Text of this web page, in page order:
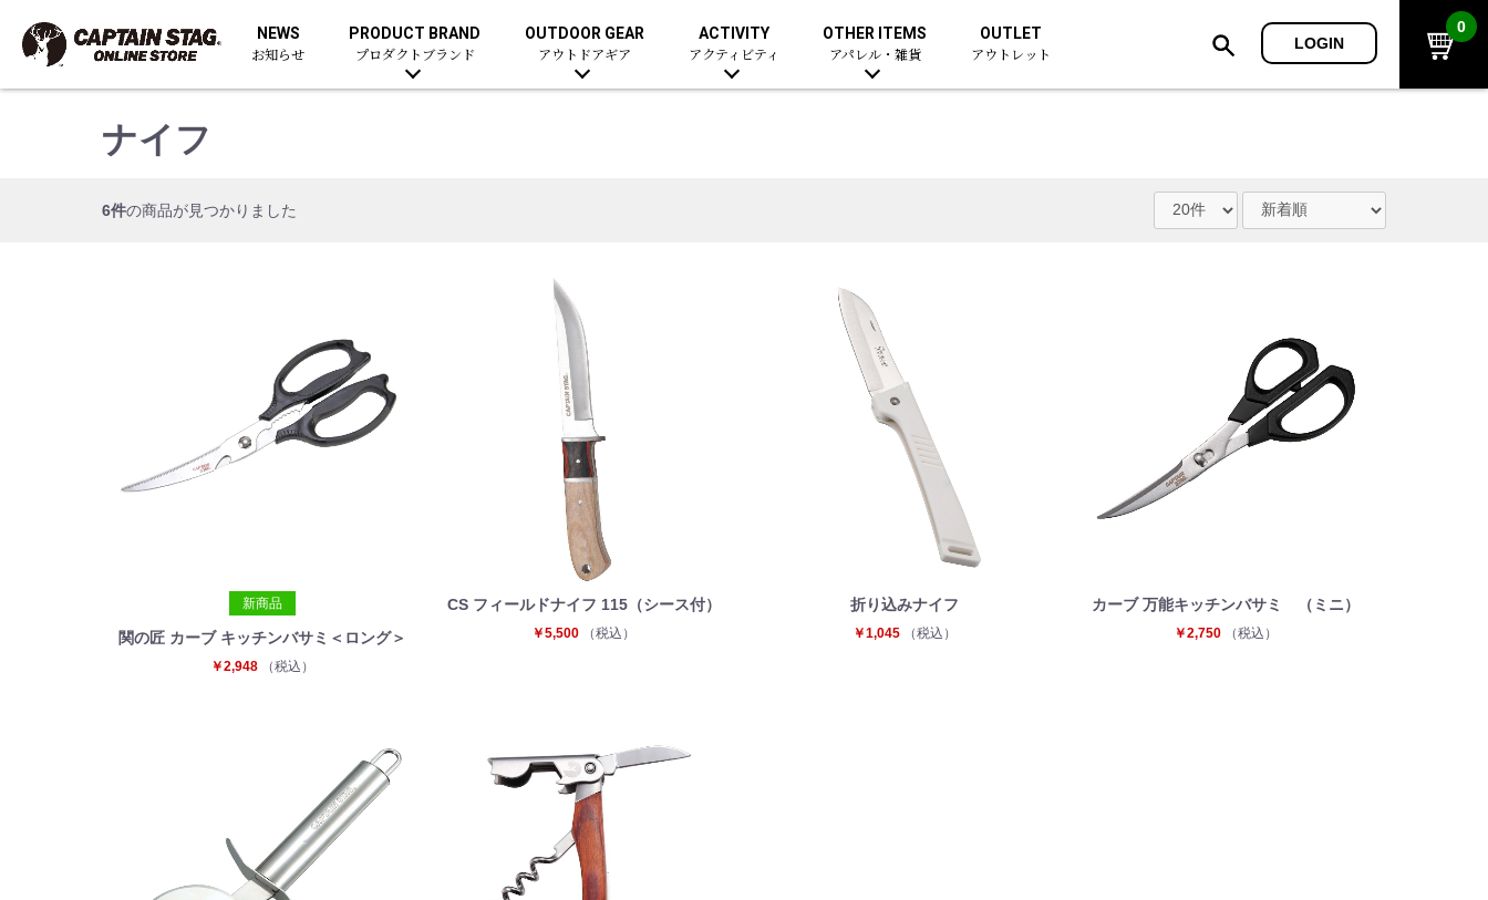
NEWS
お知らせ
PRODUCT BRAND
プロダクトブランド
OUTDOOR GEAR
アウトドアギア
ACTIVITY
アクティビティ
OTHER ITEMS
アパレル・雑貨
OUTLET
アウトレット
LOGIN
0
ナイフ
6件の商品が見つかりました
新商品
関の匠 カーブ キッチンバサミ＜ロング＞
￥2,948 （税込）
CS フィールドナイフ 115（シース付）
￥5,500 （税込）
折り込みナイフ
￥1,045 （税込）
カーブ 万能キッチンバサミ （ミニ）
￥2,750 （税込）